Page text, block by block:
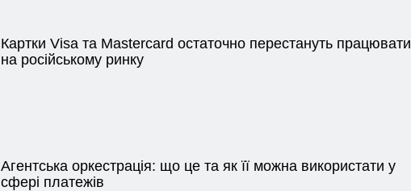
Картки Visa та Mastercard остаточно перестануть працювати
на російському ринку
Агентська оркестрація: що це та як її можна використати у
сфері платежів